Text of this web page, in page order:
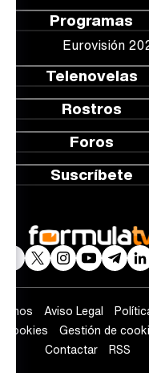
Programas
Eurovisión
Telenovelas
Rostros
Foros
Suscríbete
Aviso Legal
cookies
Gestión de
Contactar
RSS